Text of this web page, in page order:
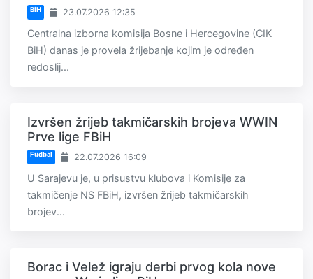
BiH 23.07.2026 12:35
Centralna izborna komisija Bosne i Hercegovine (CIK
BiH) danas je provela žrijebanje kojim je određen
redoslij...
Izvršen žrijeb takmičarskih brojeva WWIN
Prve lige FBiH
Fudbal 22.07.2026 16:09
U Sarajevu je, u prisustvu klubova i Komisije za
takmičenje NS FBiH, izvršen žrijeb takmičarskih
brojev...
Borac i Velež igraju derbi prvog kola nove